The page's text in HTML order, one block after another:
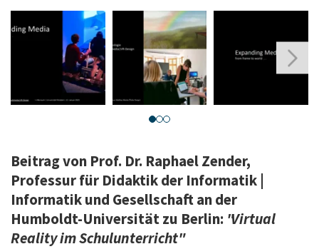
Beitrag von Prof. Dr. Raphael Zender,
Professur für Didaktik der Informatik |
Informatik und Gesellschaft an der
Humboldt-Universität zu Berlin: "Virtual
Reality im Schulunterricht"